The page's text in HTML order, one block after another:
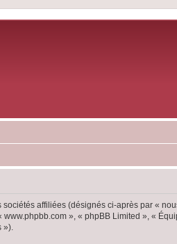
affiliées (désignés ci-après par «
», « phpBB Limited », «
»).